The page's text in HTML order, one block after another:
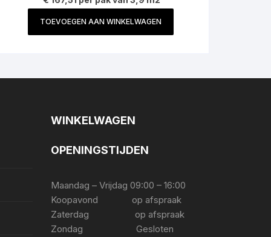
TOEVOEGEN AAN WINKELWAGEN
WINKELWAGEN
OPENINGSTIJDEN
Maandag – Vrijdag 09:00 – 16:00
Koopavond op afspraak
Zaterdag op afspraak
Zondag Gesloten